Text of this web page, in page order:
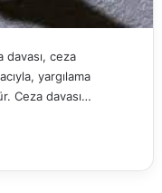
davası, ceza
yargılama
Ceza davası…